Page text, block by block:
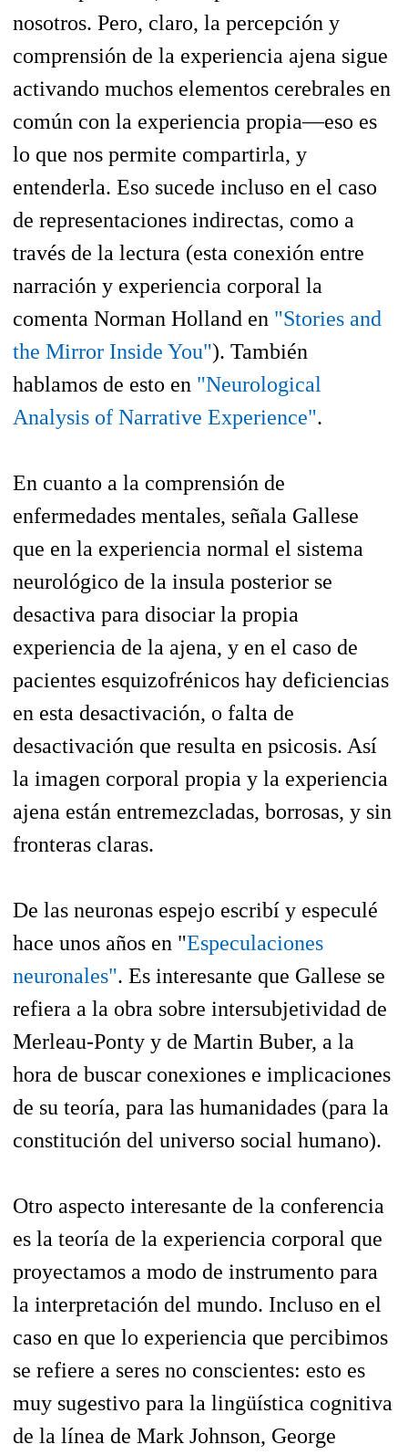
nosotros. Pero, claro, la percepción y
comprensión de la experiencia ajena sigue
activando muchos elementos cerebrales en
común con la experiencia propia—eso es
lo que nos permite compartirla, y
entenderla. Eso sucede incluso en el caso
de representaciones indirectas, como a
través de la lectura (esta conexión entre
narración y experiencia corporal la
comenta Norman Holland en "Stories and
the Mirror Inside You"). También
hablamos de esto en "Neurological
Analysis of Narrative Experience".
En cuanto a la comprensión de
enfermedades mentales, señala Gallese
que en la experiencia normal el sistema
neurológico de la insula posterior se
desactiva para disociar la propia
experiencia de la ajena, y en el caso de
pacientes esquizofrénicos hay deficiencias
en esta desactivación, o falta de
desactivación que resulta en psicosis. Así
la imagen corporal propia y la experiencia
ajena están entremezcladas, borrosas, y sin
fronteras claras.
De las neuronas espejo escribí y especulé
hace unos años en "Especulaciones
neuronales". Es interesante que Gallese se
refiera a la obra sobre intersubjetividad de
Merleau-Ponty y de Martin Buber, a la
hora de buscar conexiones e implicaciones
de su teoría, para las humanidades (para la
constitución del universo social humano).
Otro aspecto interesante de la conferencia
es la teoría de la experiencia corporal que
proyectamos a modo de instrumento para
la interpretación del mundo. Incluso en el
caso en que lo experiencia que percibimos
se refiere a seres no conscientes: esto es
muy sugestivo para la lingüística cognitiva
de la línea de Mark Johnson, George